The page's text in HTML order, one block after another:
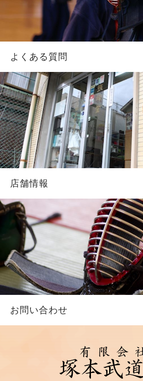
よくある質問
店舗情報
お問い合わせ